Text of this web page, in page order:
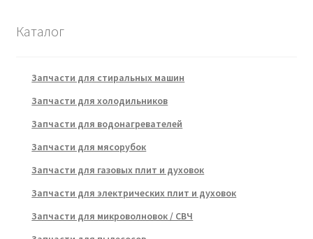
Каталог
Запчасти для стиральных машин
Запчасти для холодильников
Запчасти для водонагревателей
Запчасти для мясорубок
Запчасти для газовых плит и духовок
Запчасти для электрических плит и духовок
Запчасти для микроволновок / СВЧ